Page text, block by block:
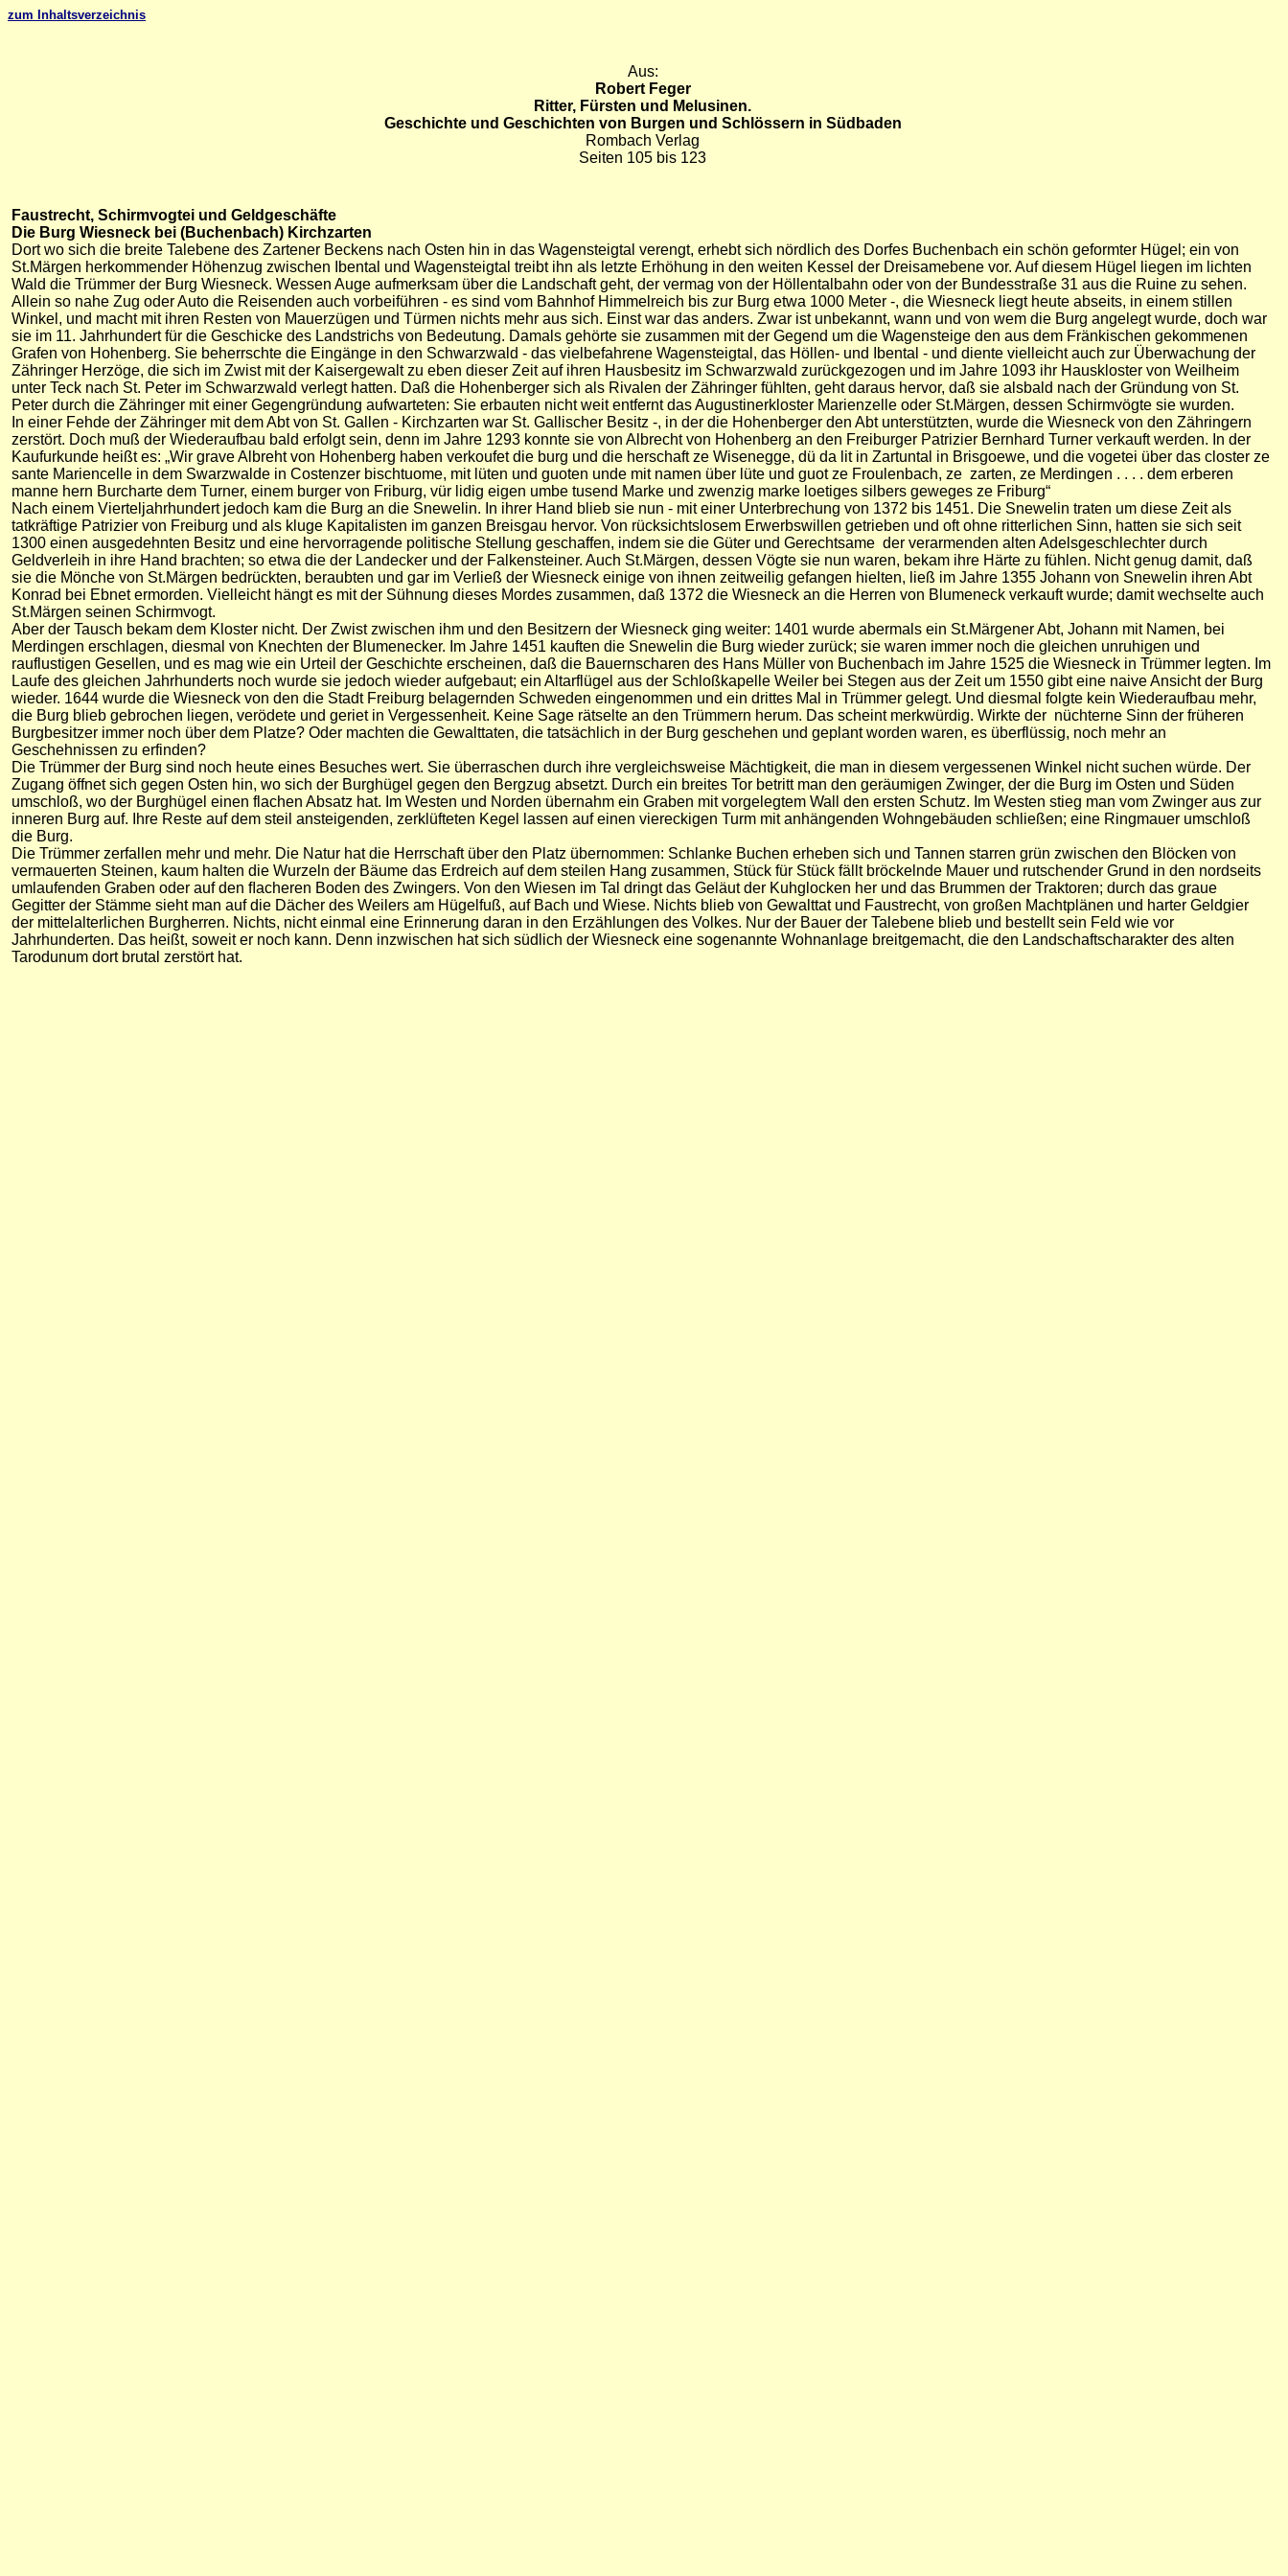
zum Inhaltsverzeichnis
Aus:
Robert Feger
Ritter, Fürsten und Melusinen.
Geschichte und Geschichten von Burgen und Schlössern in Südbaden
Rombach Verlag
Seiten 105 bis 123
Faustrecht, Schirmvogtei und Geldgeschäfte
Die Burg Wiesneck bei (Buchenbach) Kirchzarten
Dort wo sich die breite Talebene des Zartener Beckens nach Osten hin in das Wagensteigtal verengt, erhebt sich nördlich des Dorfes Buchenbach ein schön geformter Hügel; ein von
St.Märgen herkommender Höhenzug zwischen Ibental und Wagensteigtal treibt ihn als letzte Erhöhung in den weiten Kessel der Dreisamebene vor. Auf diesem Hügel liegen im lichten
Wald die Trümmer der Burg Wiesneck. Wessen Auge aufmerksam über die Landschaft geht, der vermag von der Höllentalbahn oder von der Bundesstraße 31 aus die Ruine zu sehen.
Allein so nahe Zug oder Auto die Reisenden auch vorbeiführen - es sind vom Bahnhof Himmelreich bis zur Burg etwa 1000 Meter -, die Wiesneck liegt heute abseits, in einem stillen
Winkel, und macht mit ihren Resten von Mauerzügen und Türmen nichts mehr aus sich. Einst war das anders. Zwar ist unbekannt, wann und von wem die Burg angelegt wurde, doch war
sie im 11. Jahrhundert für die Geschicke des Landstrichs von Bedeutung. Damals gehörte sie zusammen mit der Gegend um die Wagensteige den aus dem Fränkischen gekommenen
Grafen von Hohenberg. Sie beherrschte die Eingänge in den Schwarzwald - das vielbefahrene Wagensteigtal, das Höllen- und Ibental - und diente vielleicht auch zur Überwachung der
Zähringer Herzöge, die sich im Zwist mit der Kaisergewalt zu eben dieser Zeit auf ihren Hausbesitz im Schwarzwald zurückgezogen und im Jahre 1093 ihr Hauskloster von Weilheim
unter Teck nach St. Peter im Schwarzwald verlegt hatten. Daß die Hohenberger sich als Rivalen der Zähringer fühlten, geht daraus hervor, daß sie alsbald nach der Gründung von St.
Peter durch die Zähringer mit einer Gegengründung aufwarteten: Sie erbauten nicht weit entfernt das Augustinerkloster Marienzelle oder St.Märgen, dessen Schirmvögte sie wurden.
In einer Fehde der Zähringer mit dem Abt von St. Gallen - Kirchzarten war St. Gallischer Besitz -, in der die Hohenberger den Abt unterstützten, wurde die Wiesneck von den Zähringern
zerstört. Doch muß der Wiederaufbau bald erfolgt sein, denn im Jahre 1293 konnte sie von Albrecht von Hohenberg an den Freiburger Patrizier Bernhard Turner verkauft werden. In der
Kaufurkunde heißt es: „Wir grave Albreht von Hohenberg haben verkoufet die burg und die herschaft ze Wisenegge, dü da lit in Zartuntal in Brisgoewe, und die vogetei über das closter ze
sante Mariencelle in dem Swarzwalde in Costenzer bischtuome, mit lüten und guoten unde mit namen über lüte und guot ze Froulenbach, ze zarten, ze Merdingen . . . . dem erberen
manne hern Burcharte dem Turner, einem burger von Friburg, vür lidig eigen umbe tusend Marke und zwenzig marke loetiges silbers geweges ze Friburg“
Nach einem Vierteljahrhundert jedoch kam die Burg an die Snewelin. In ihrer Hand blieb sie nun - mit einer Unterbrechung von 1372 bis 1451. Die Snewelin traten um diese Zeit als
tatkräftige Patrizier von Freiburg und als kluge Kapitalisten im ganzen Breisgau hervor. Von rücksichtslosem Erwerbswillen getrieben und oft ohne ritterlichen Sinn, hatten sie sich seit
1300 einen ausgedehnten Besitz und eine hervorragende politische Stellung geschaffen, indem sie die Güter und Gerechtsame der verarmenden alten Adelsgeschlechter durch
Geldverleih in ihre Hand brachten; so etwa die der Landecker und der Falkensteiner. Auch St.Märgen, dessen Vögte sie nun waren, bekam ihre Härte zu fühlen. Nicht genug damit, daß
sie die Mönche von St.Märgen bedrückten, beraubten und gar im Verließ der Wiesneck einige von ihnen zeitweilig gefangen hielten, ließ im Jahre 1355 Johann von Snewelin ihren Abt
Konrad bei Ebnet ermorden. Vielleicht hängt es mit der Sühnung dieses Mordes zusammen, daß 1372 die Wiesneck an die Herren von Blumeneck verkauft wurde; damit wechselte auch
St.Märgen seinen Schirmvogt.
Aber der Tausch bekam dem Kloster nicht. Der Zwist zwischen ihm und den Besitzern der Wiesneck ging weiter: 1401 wurde abermals ein St.Märgener Abt, Johann mit Namen, bei
Merdingen erschlagen, diesmal von Knechten der Blumenecker. Im Jahre 1451 kauften die Snewelin die Burg wieder zurück; sie waren immer noch die gleichen unruhigen und
rauflustigen Gesellen, und es mag wie ein Urteil der Geschichte erscheinen, daß die Bauernscharen des Hans Müller von Buchenbach im Jahre 1525 die Wiesneck in Trümmer legten. Im
Laufe des gleichen Jahrhunderts noch wurde sie jedoch wieder aufgebaut; ein Altarflügel aus der Schloßkapelle Weiler bei Stegen aus der Zeit um 1550 gibt eine naive Ansicht der Burg
wieder. 1644 wurde die Wiesneck von den die Stadt Freiburg belagernden Schweden eingenommen und ein drittes Mal in Trümmer gelegt. Und diesmal folgte kein Wiederaufbau mehr,
die Burg blieb gebrochen liegen, verödete und geriet in Vergessenheit. Keine Sage rätselte an den Trümmern herum. Das scheint merkwürdig. Wirkte der nüchterne Sinn der früheren
Burgbesitzer immer noch über dem Platze? Oder machten die Gewalttaten, die tatsächlich in der Burg geschehen und geplant worden waren, es überflüssig, noch mehr an
Geschehnissen zu erfinden?
Die Trümmer der Burg sind noch heute eines Besuches wert. Sie überraschen durch ihre vergleichsweise Mächtigkeit, die man in diesem vergessenen Winkel nicht suchen würde. Der
Zugang öffnet sich gegen Osten hin, wo sich der Burghügel gegen den Bergzug absetzt. Durch ein breites Tor betritt man den geräumigen Zwinger, der die Burg im Osten und Süden
umschloß, wo der Burghügel einen flachen Absatz hat. Im Westen und Norden übernahm ein Graben mit vorgelegtem Wall den ersten Schutz. Im Westen stieg man vom Zwinger aus zur
inneren Burg auf. Ihre Reste auf dem steil ansteigenden, zerklüfteten Kegel lassen auf einen viereckigen Turm mit anhängenden Wohngebäuden schließen; eine Ringmauer umschloß
die Burg.
Die Trümmer zerfallen mehr und mehr. Die Natur hat die Herrschaft über den Platz übernommen: Schlanke Buchen erheben sich und Tannen starren grün zwischen den Blöcken von
vermauerten Steinen, kaum halten die Wurzeln der Bäume das Erdreich auf dem steilen Hang zusammen, Stück für Stück fällt bröckelnde Mauer und rutschender Grund in den nordseits
umlaufenden Graben oder auf den ﬂacheren Boden des Zwingers. Von den Wiesen im Tal dringt das Geläut der Kuhglocken her und das Brummen der Traktoren; durch das graue
Gegitter der Stämme sieht man auf die Dächer des Weilers am Hügelfuß, auf Bach und Wiese. Nichts blieb von Gewalttat und Faustrecht, von großen Machtplänen und harter Geldgier
der mittelalterlichen Burgherren. Nichts, nicht einmal eine Erinnerung daran in den Erzählungen des Volkes. Nur der Bauer der Talebene blieb und bestellt sein Feld wie vor
Jahrhunderten. Das heißt, soweit er noch kann. Denn inzwischen hat sich südlich der Wiesneck eine sogenannte Wohnanlage breitgemacht, die den Landschaftscharakter des alten
Tarodunum dort brutal zerstört hat.